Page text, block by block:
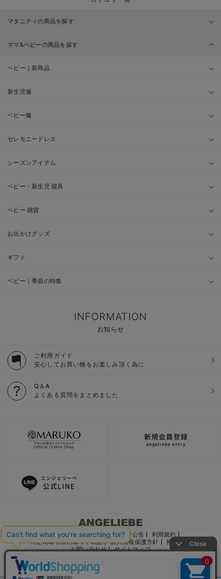
マタニティの商品を探す
ママ&ベビーの商品を探す
ベビー｜新商品
新生児服
ベビー服
セレモニードレス
シーズンアイテム
ベビー・新生児 寝具
ベビー 雑貨
お出かけグッズ
ギフト
ベビー｜季節の特集
INFORMATION
お知らせ
ご利用ガイド
安心してお買い物をお楽しみ頂く為に
Q＆A
よくある質問をまとめました
ご利用ガイド 会社概要 電子公告
利用規約
特定商取引法に基づく表記
個人情報保護方針
推奨環境
お問い合わせ
サイトマップ